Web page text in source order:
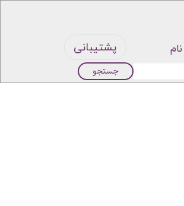
پشتیبانی
جستجو